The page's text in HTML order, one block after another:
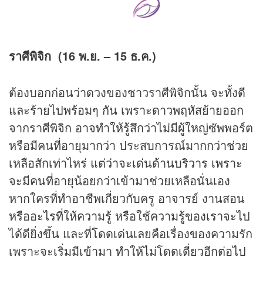
ราศีพิจิก (16 พ.ย. – 15 ธ.ค.)
ต้องบอกก่อนว่าดวงของชาวราศีพิจิกนั้น จะทั้งดี
และร้ายไปพร้อมๆ กัน เพราะดาวพฤหัสย้ายออก
จากราศีพิจิก อาจทำให้รู้สึกว่าไม่มีผู้ใหญ่ซัพพอร์ต
หรือมีคนที่อายุมากว่า ประสบการณ์มากกว่าช่วย
เหลือสักเท่าไหร่ แต่ว่าจะเด่นด้านบริวาร เพราะ
จะมีคนที่อายุน้อยกว่าเข้ามาช่วยเหลือนั่นเอง
หากใครที่ทำอาชีพเกี่ยวกับครู อาจารย์ งานสอน
หรืออะไรที่ให้ความรู้ หรือใช้ความรู้ของเราจะไป
ได้ดียิ่งขึ้น และที่โดดเด่นเลยคือเรื่องของความรัก
เพราะจะเริ่มมีเข้ามา ทำให้ไม่โดดเดี่ยวอีกต่อไป